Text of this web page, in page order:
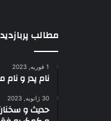
مطالب پربازدید
1 فوریه, 2023
نام پدر و
30 ژانویه, 2023
حدیث و